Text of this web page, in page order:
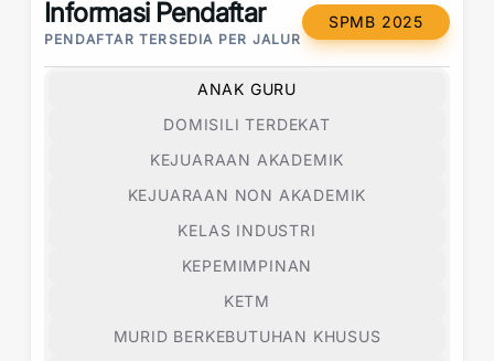
Informasi Pendaftar
PENDAFTAR TERSEDIA PER JALUR
SPMB 2025
ANAK GURU
DOMISILI TERDEKAT
KEJUARAAN AKADEMIK
KEJUARAAN NON AKADEMIK
KELAS INDUSTRI
KEPEMIMPINAN
KETM
MURID BERKEBUTUHAN KHUSUS